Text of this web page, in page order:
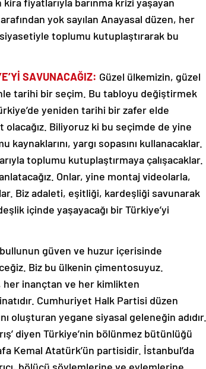
yok sayılan Anayasal düzen, her
toplumu kutuplaştırarak bu
SAVUNACAĞIZ: Güzel ülkemizin, güzel
tarihi bir seçim. Bu tabloyu değiştirmek
yeniden tarihi bir zafer elde
olacağız. Biliyoruz ki bu seçimde de yine
yargı sopasını kullanacaklar.
toplumu kutuplaştırmaya çalışacaklar.
Onlar, yine montaj videolarla,
Biz adaleti, eşitliği, kardeşliği savunarak
içinde yaşayacağı bir Türkiye’yi
güven ve huzur içerisinde
Biz bu ülkenin çimentosuyuz.
her inançtan ve her kimlikten
Cumhuriyet Halk Partisi düzen
oluşturan yegane siyasal geleneğin adıdır.
diyen Türkiye’nin bölünmez bütünlüğü
Kemal Atatürk’ün partisidir. İstanbul’da